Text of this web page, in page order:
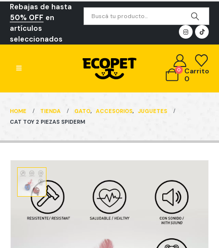
Rebajas de hasta
50% OFF en
artículos
seleccionados
0
Carrito
0
HOME TIENDA GATO, ACCESORIOS, JUGUETES
CAT TOY 2 PIEZAS SPIDERM